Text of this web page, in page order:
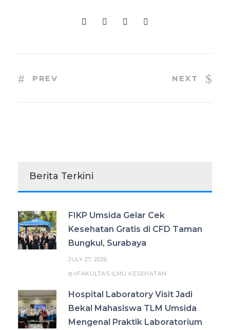
PREV NEXT
Berita Terkini
FIKP Umsida Gelar Cek
Kesehatan Gratis di CFD Taman
Bungkul, Surabaya
JULY 27, 2026
BYFAKULTAS ILMU KESEHATAN
Hospital Laboratory Visit Jadi
Bekal Mahasiswa TLM Umsida
Mengenal Praktik Laboratorium